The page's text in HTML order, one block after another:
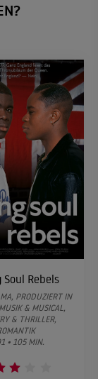
Soul Rebels
PRODUZIERT IN
& MUSICAL,
& THRILLER,
• 105 MIN.